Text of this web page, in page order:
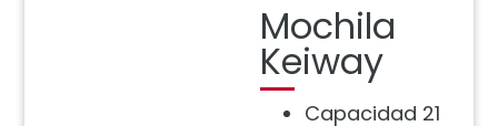
Mochila
Keiway
Capacidad 21